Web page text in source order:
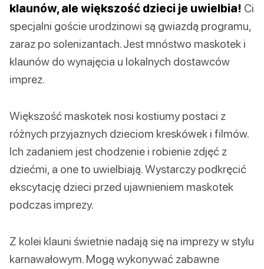
klaunów, ale większość dzieci je uwielbia! Ci
specjalni goście urodzinowi są gwiazdą programu,
zaraz po solenizantach. Jest mnóstwo maskotek i
klaunów do wynajęcia u lokalnych dostawców
imprez.
Większość maskotek nosi kostiumy postaci z
różnych przyjaznych dzieciom kreskówek i filmów.
Ich zadaniem jest chodzenie i robienie zdjęć z
dziećmi, a one to uwielbiają. Wystarczy podkręcić
ekscytację dzieci przed ujawnieniem maskotek
podczas imprezy.
Z kolei klauni świetnie nadają się na imprezy w stylu
karnawałowym. Mogą wykonywać zabawne